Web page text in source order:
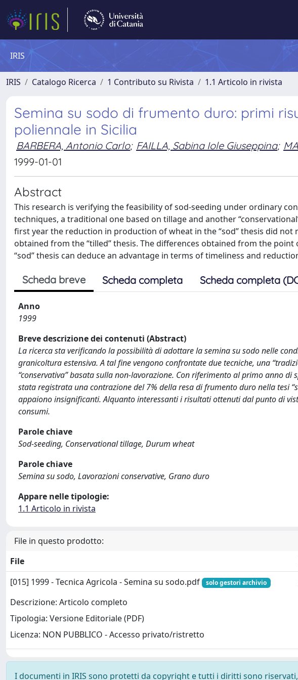
IRIS
IRIS Catalogo Ricerca 1 Contributo su Rivista 1.1 Articolo in rivista
Semina su sodo di frumento duro: primi
poliennale in Sicilia
BARBERA, Antonio Carlo; FAILLA, Sabina Iole Giuseppina;
1999-01-01
Abstract
This research is verifying the feasibility of sod-seeding under ordinary
techniques, a traditional one based on tillage and another
first year the reduction in production of wheat in the “sod” thesis did not
obtained from the “tilled” thesis. The differences obtained from the
“sod” thesis can deduce an advantage in terms of timeliness and
Scheda breve Scheda completa Scheda completa
Anno
1999
Breve descrizione dei contenuti (Abstract)
La ricerca sta verificando la possibilità di adottare la semina su sodo nelle
granicoltura estensiva. A tal fine vengono confrontate due tecniche, una
“conservativa” basata sulla non-lavorazione. Con riferimento al primo anno
stata registrata una contrazione del 7% della resa di frumento duro nella tesi
appaiono insignificanti. Alquanto interessanti i risultati ottenuti dal punto di
consumi.
Parole chiave
Sod-seeding, Conservational tillage, Durum wheat
Parole chiave
Semina su sodo, Lavorazioni conservative, Grano duro
Appare nelle tipologie:
1.1 Articolo in rivista
File in questo prodotto:
File
[015] 1999 - Tecnica Agricola - Semina su sodo.pdf
solo gestori archivio
Descrizione: Articolo completo
Tipologia: Versione Editoriale (PDF)
Licenza: NON PUBBLICO - Accesso privato/ristretto
I documenti in IRIS sono protetti da copyright e tutti i diritti sono